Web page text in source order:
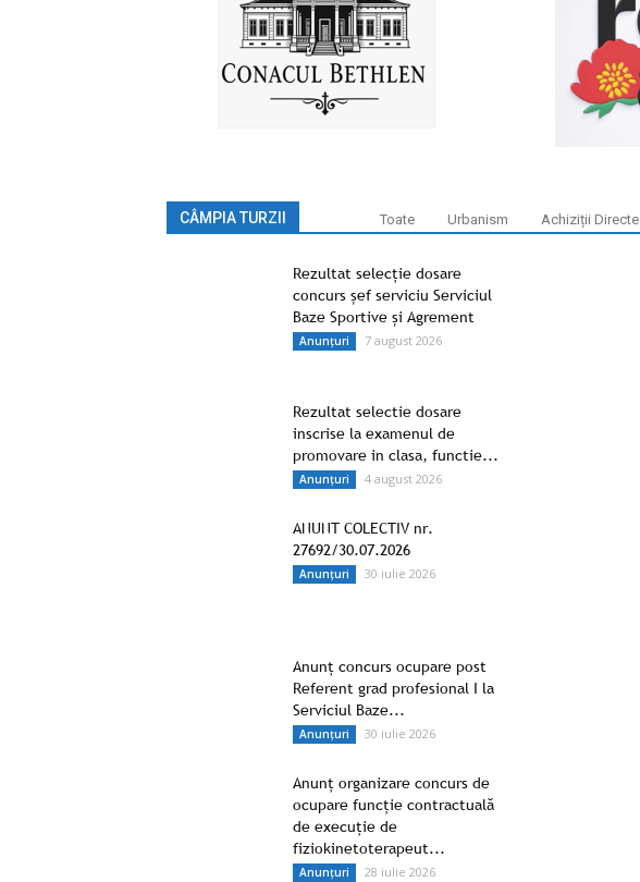
CÂMPIA TURZII Toate Urbanism Achiziții Directe
Rezultat selecție dosare
concurs șef serviciu Serviciul
Baze Sportive și Agrement
Anunțuri 7 august 2026
Rezultat selectie dosare
inscrise la examenul de
promovare in clasa, functie...
Anunțuri 4 august 2026
ANUNT COLECTIV nr.
27692/30.07.2026
Anunțuri 30 iulie 2026
Anunț concurs ocupare post
Referent grad profesional I la
Serviciul Baze...
Anunțuri 30 iulie 2026
Anunț organizare concurs de
ocupare funcție contractuală
de execuție de
fiziokinetoterapeut...
Anunțuri 28 iulie 2026